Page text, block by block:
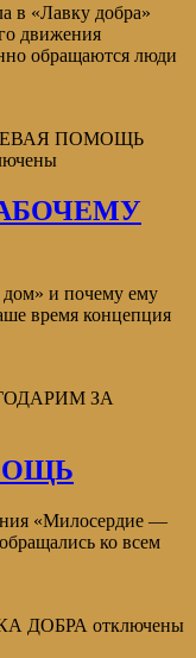
в «Лавку добра»
движения
обращаются люди
ПОМОЩЬ
и почему ему
время концепция
ЗА
«Милосердие —
ко всем
ДОБРА отключены